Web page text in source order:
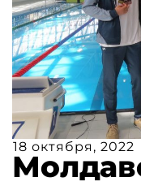
18 октября, 2022